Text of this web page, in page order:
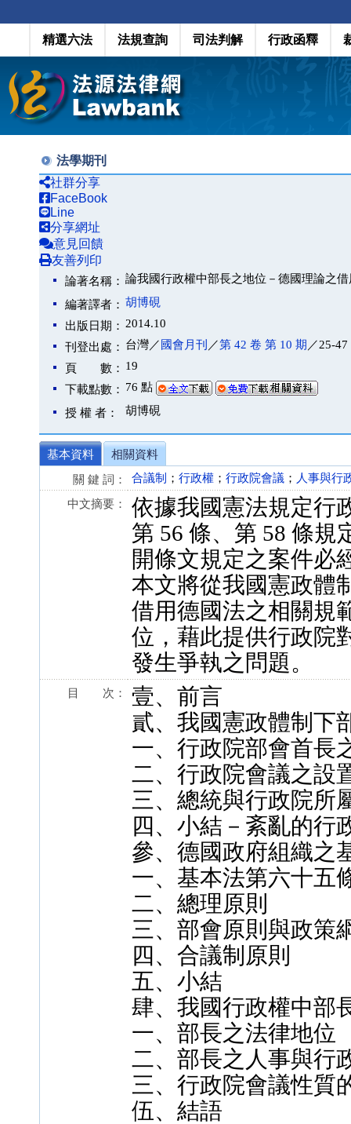
精選六法 法規查詢 司法判解 行政函釋
法學期刊
社群分享
FaceBook
Line
分享網址
意見回饋
友善列印
論著名稱： 論我國行政權中部長之地位－德國理論之
編著譯者： 胡博硯
出版日期： 2014.10
刊登出處： 台灣／ 國會月刊 ／第 42 卷 第 10 期 ／25-47
頁 數： 19
下載點數： 76 點
授 權 者： 胡博硯
基本資料
相關資料
關 鍵 詞：
合議制 ； 行政權 ； 行政院會議 ； 人事與行
中文摘要：
依據我國憲法規定行
第 56 條、第 58 條
開條文規定之案件必
本文將從我國憲政體
借用德國法之相關規
位，藉此提供行政院
發生爭執之問題。
目 次：
壹、前言
貳、我國憲政體制下
一、行政院部會首長
二、行政院會議之設
三、總統與行政院所
四、小結－紊亂的行
參、德國政府組織之
一、基本法第六十五
二、總理原則
三、部會原則與政策
四、合議制原則
五、小結
肆、我國行政權中部
一、部長之法律地位
二、部長之人事與行
三、行政院會議性質
伍、結語